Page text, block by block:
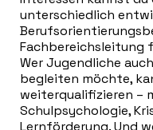
unterschiedlich
Fachbereichsleitung
Wer Jugendliche
begleiten möchte,
weiterqualifizieren –
Schulpsychologie,
Lernförderung. Und